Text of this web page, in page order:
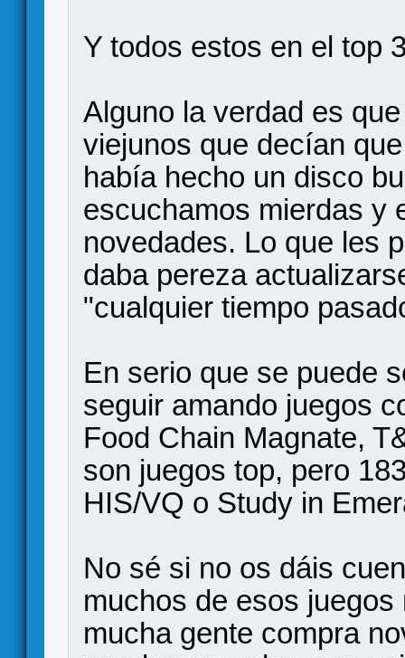
Y todos estos en el top
Alguno la verdad es
viejunos que decían
había hecho un disco
escuchamos mierdas y
novedades. Lo que les
daba pereza
"cualquier tiempo
En serio que se puede
seguir amando juegos
Food Chain Magnate,
son juegos top, pero
HIS/VQ o Study in
No sé si no os dáis
muchos de esos
mucha gente compra